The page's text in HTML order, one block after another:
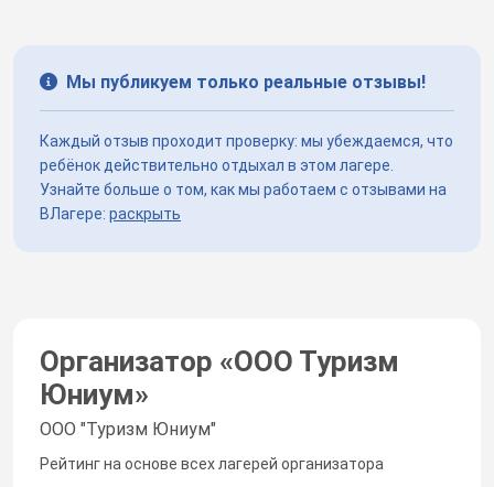
Мы публикуем только реальные отзывы!
Каждый отзыв проходит проверку: мы убеждаемся, что
ребёнок действительно отдыхал в этом лагере.
Узнайте больше о том, как мы работаем с отзывами на
ВЛагере: раскрыть
Организатор «ООО Туризм
Юниум»
ООО "Туризм Юниум"
Рейтинг на основе всех лагерей организатора